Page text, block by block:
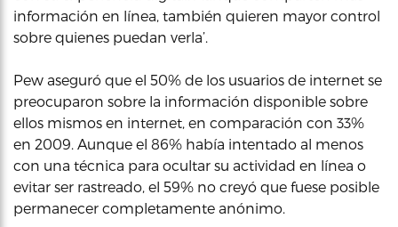
información en línea, también quieren mayor control
sobre quienes puedan verla’.
Pew aseguró que el 50% de los usuarios de internet se
preocuparon sobre la información disponible sobre
ellos mismos en internet, en comparación con 33%
en 2009. Aunque el 86% había intentado al menos
con una técnica para ocultar su actividad en línea o
evitar ser rastreado, el 59% no creyó que fuese posible
permanecer completamente anónimo.